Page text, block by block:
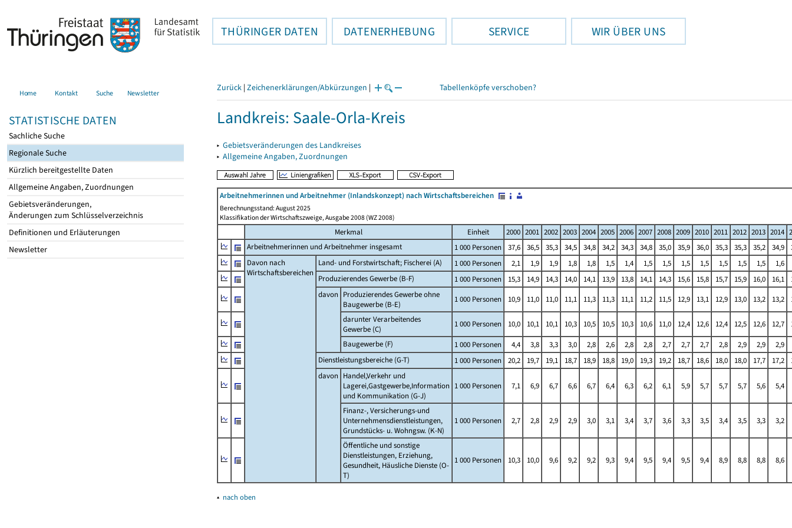
THÜRINGER DATEN DATENERHEBUNG SERVICE WIR ÜBER UNS
Home Kontakt Suche Newsletter
STATISTISCHE DATEN
Sachliche Suche
Regionale Suche
Kürzlich bereitgestellte Daten
Allgemeine Angaben, Zuordnungen
Gebietsveränderungen,
Änderungen zum Schlüsselverzeichnis
Definitionen und Erläuterungen
Newsletter
Zurück | Zeichenerklärungen/Abkürzungen | Tabellenköpfe verschoben?
Landkreis: Saale-Orla-Kreis
▸ Gebietsveränderungen des Landkreises
▸ Allgemeine Angaben, Zuordnungen
Arbeitnehmerinnen und Arbeitnehmer (Inlandskonzept) nach Wirtschaftsbereichen
Berechnungsstand: August 2025
Klassifikation der Wirtschaftszweige, Ausgabe 2008 (WZ 2008)
Merkmal Einheit 2000 2001 2002 2003 2004 2005 2006 2007 2008 2009 2010 2011 2012 2013 2014
Arbeitnehmerinnen und Arbeitnehmer insgesamt
1 000 Personen 37,6 36,5 35,3 34,5 34,8 34,2 34,3 34,8 35,0 35,9 36,0 35,3 35,3 35,2 34,9
Davon nach
Wirtschaftsbereichen
Land- und Forstwirtschaft; Fischerei (A) 1 000 Personen 2,1 1,9 1,9 1,8 1,8 1,5 1,4 1,5 1,5 1,5 1,5 1,5 1,5 1,5
1,6
Produzierendes Gewerbe (B-F)
1 000 Personen 15,3 14,9 14,3 14,0 14,1 13,9 13,8 14,1 14,3 15,6 15,8 15,7 15,9 16,0 16,1
davon Produzierendes Gewerbe ohne
Baugewerbe (B-E)
1 000 Personen 10,9 11,0 11,0 11,1 11,3 11,3 11,1 11,2 11,5 12,9 13,1 12,9 13,0 13,2 13,2
darunter Verarbeitendes
Gewerbe (C)
1 000 Personen 10,0 10,1 10,1 10,3 10,5 10,5 10,3 10,6 11,0 12,4 12,6 12,4 12,5 12,6 12,7
Baugewerbe (F)
1 000 Personen 4,4 3,8 3,3 3,0 2,8 2,6 2,8 2,8 2,7 2,7 2,7 2,8 2,9 2,9
2,9
Dienstleistungsbereiche (G-T)
1 000 Personen 20,2 19,7 19,1 18,7 18,9 18,8 19,0 19,3 19,2 18,7 18,6 18,0 18,0 17,7 17,2
davon Handel,Verkehr und
Lagerei,Gastgewerbe,Information
und Kommunikation (G-J)
1 000 Personen 7,1 6,9 6,7 6,6 6,7 6,4 6,3 6,2 6,1 5,9 5,7 5,7 5,7 5,6 5,4
Finanz-, Versicherungs-und
Unternehmensdienstleistungen,
Grundstücks- u. Wohngsw. (K-N)
1 000 Personen 2,7 2,8 2,9 2,9 3,0 3,1 3,4 3,7 3,6 3,3 3,5 3,4 3,5 3,3 3,2
Öffentliche und sonstige
Dienstleistungen, Erziehung,
Gesundheit, Häusliche Dienste (O-
T)
1 000 Personen 10,3 10,0 9,6 9,2 9,2 9,3 9,4 9,5 9,4 9,5 9,4 8,9 8,8 8,8 8,6
▴ nach oben